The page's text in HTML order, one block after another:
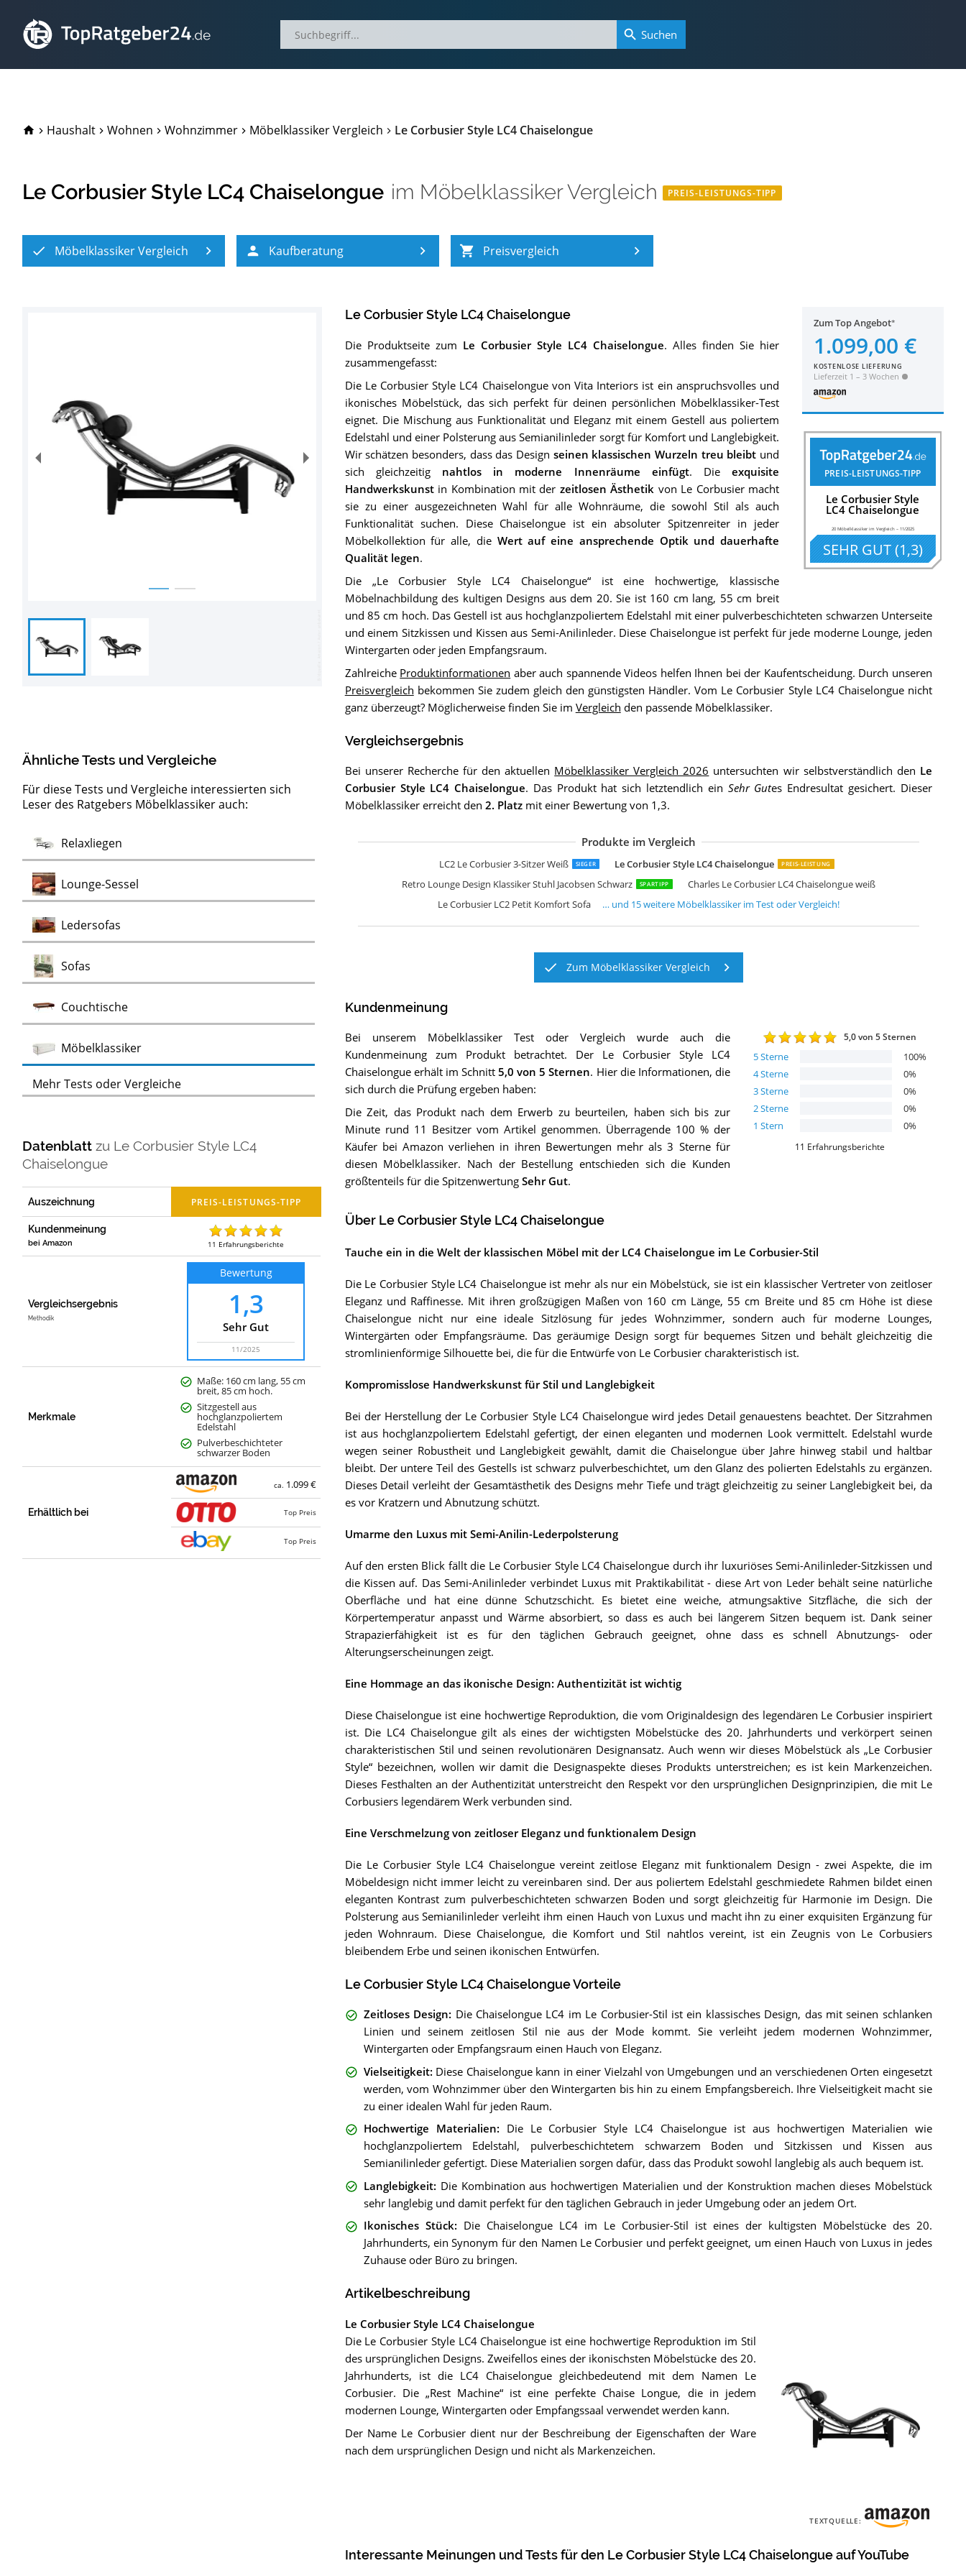
TopRatgeber24.de
Haushalt Wohnen Wohnzimmer Möbelklassiker Vergleich Le Corbusier Style LC4 Chaiselongue
Le Corbusier Style LC4 Chaiselongue im Möbelklassiker Vergleich PREIS-LEISTUNGS-TIPP
Möbelklassiker Vergleich Kaufberatung Preisvergleich
Ähnliche Tests und Vergleiche
Für diese Tests und Vergleiche interessierten sich
Leser des Ratgebers Möbelklassiker auch:
Relaxliegen
Lounge-Sessel
Ledersofas
Sofas
CouchtischeTest
Lowboards
SideboardsTest
Kommoden
Barock
KommodenTest
ClubsesselTest
MöbelklassikerTest
SchaukelstühleTest
VitrinenTest
Wohnwände
ChaiselonguesTest
Vintage SesselTest
Mehr Tests oder Vergleiche
Datenblattzu Le Corbusier Style LC4
Chaiselongue
Auszeichnung
Kundenmeinung
bei Amazon 11 Erfahrungsberichte
Vergleichsergebnis
Methodik
Bewertung
1,3
Sehr Gut
11/2025
Merkmale
Maße: 160 cm lang, 55 cm
breit, 85 cm hoch.
Sitzgestell aus
hochglanzpoliertem
Edelstahl
Pulverbeschichteter
schwarzer Boden
Erhältlich bei
ca. 1.099 €
Top Preis
Top Preis
Zum Top Angebot
1.099,00 €
KOSTENLOSE LIEFERUNG
Lieferzeit 1 – 3 Wochen
PREIS-LEISTUNGS-TIPP
Le Corbusier Style
LC4 Chaiselongue
20 Möbelklassiker im Vergleich– 11/2025
SEHR GUT(1,3)
Le Corbusier Style LC4 Chaiselongue
Die Produktseite zum Le Corbusier Style LC4 Chaiselongue. Alles finden Sie hier
zusammengefasst:
Die Le Corbusier Style LC4 Chaiselongue von Vita Interiors ist ein anspruchsvolles und
ikonisches Möbelstück, das sich perfekt für deinen persönlichen Möbelklassiker-Test
eignet. Die Mischung aus Funktionalität und Eleganz mit einem Gestell aus poliertem
Edelstahl und einer Polsterung aus Semianilinleder sorgt für Komfort und Langlebigkeit.
Wir schätzen besonders, dass das Design seinen klassischen Wurzeln treu bleibt und
sich gleichzeitig nahtlos in moderne Innenräume einfügt. Dieexquisite
Handwerkskunstin Kombination mit der zeitlosen Ästhetik von Le Corbusier macht
sie zu einer ausgezeichneten Wahl für alle Wohnräume, die sowohl Stil als auch
Funktionalität suchen. Diese Chaiselongue ist ein absoluter Spitzenreiter in jeder
Möbelkollektion für alle, die Wert auf eine ansprechende Optik und dauerhafte
Qualität legen.
Die „Le Corbusier Style LC4 Chaiselongue“ ist eine hochwertige, klassische
Möbelnachbildung des kultigen Designs aus dem 20. Sie ist 160 cm lang, 55 cm breit
und 85 cm hoch. Das Gestell ist aus hochglanzpoliertem Edelstahl mit einer pulverbeschichteten schwarzen Unterseite
und einem Sitzkissen und Kissen aus Semi-Anilinleder. Diese Chaiselongue ist perfekt für jede moderne Lounge, jeden
Wintergarten oder jeden Empfangsraum.
Zahlreiche Produktinformationen aber auch spannende Videos helfen Ihnen bei der Kaufentscheidung. Durch unseren
Preisvergleich bekommen Sie zudem gleich den günstigsten Händler. Vom Le Corbusier Style LC4 Chaiselongue nicht
ganz überzeugt? Möglicherweise finden Sie im Vergleich den passende Möbelklassiker.
Vergleichsergebnis
Bei unserer Recherche für den aktuellen Möbelklassiker Vergleich 2026 untersuchten wir selbstverständlich den Le
Corbusier Style LC4 Chaiselongue. Das Produkt hat sich letztendlich ein Sehr Gutes Endresultat gesichert. Dieser
Möbelklassiker erreicht den 2. Platzmit einer Bewertung von 1,3.
Produkte im Vergleich
LC2 Le Corbusier 3-Sitzer Weiß SIEGER Le Corbusier Style LC4 Chaiselongue PREIS-LEISTUNG
Retro Lounge Design Klassiker Stuhl Jacobsen Schwarz SPARTIPP
Charles Le Corbusier LC4 Chaiselongue weiß
Le Corbusier LC2 Petit Komfort Sofa
Charles L Corbusier LC2-2 2-Sitzer-Sofa
ElleDesign 3-Sitzer-Sofa Edelstahl
Design Retro Lounge Sessel Sitzei, EGG BALL
Design Retro Lounge Sessel Sitzei, EGG BALL
Design Retro Lounge Sessel Sitzei, EGG BALL
Relaxsessel Wohnzimmer Bequem Retro
Furnwise Premium Moderner Ledersessel
Furnwise Premium Moderner Ledersessel
Furnwise Premium Moderner Ledersessel
Faltbarer Echtleder-Loungesessel mit Fußstütze Barcelona Stil
Retro Lounge Design Klassiker Stuhl Jacobsen Weiß
Retro Lounge Design Klassiker Stuhl Jacobsen Orange
Retro Lounge Design Klassiker Stuhl Jacobsen Grau
Retro Lounge Design Klassiker Stuhl Jacobsen Lila
Retro Lounge Design Klassiker Stuhl JACOBSEN Rot
… und 15weitere Möbelklassikerim Test oder Vergleich!
Zum Möbelklassiker Vergleich
Kundenmeinung
5,0von 5 Sternen
5Sterne 100%
4Sterne 0%
3Sterne 0%
2Sterne 0%
1 Stern 0%
11 Erfahrungsberichte
Bei unserem MöbelklassikerTest oder Vergleich wurde auch die
Kundenmeinung zum Produkt betrachtet.
Der
Le Corbusier Style LC4
Chaiselongueerhält im Schnitt5,0 von 5 Sternen. Hier die Informationen, die
sich durch die Prüfung ergeben haben:
Die Zeit, das Produkt nach dem Erwerb zu beurteilen, haben sich bis zur
Minute rund 11 Besitzer vom Artikel genommen. Überragende 100 % der
Käufer bei Amazon verliehen in ihren Bewertungen mehr als 3 Sterne für
diesen Möbelklassiker. Nach der Bestellung entschieden sich die Kunden
größtenteils für die Spitzenwertung Sehr Gut.
Über Le Corbusier Style LC4 Chaiselongue
Tauche ein in die Welt der klassischen Möbel mit der LC4 Chaiselongue im Le Corbusier-Stil
Die Le Corbusier Style LC4 Chaiselongue ist mehr als nur ein Möbelstück, sie ist ein klassischer Vertreter von zeitloser
Eleganz und Raffinesse. Mit ihren großzügigen Maßen von 160 cm Länge, 55 cm Breite und 85 cm Höhe ist diese
Chaiselongue nicht nur eine ideale Sitzlösung für jedes Wohnzimmer, sondern auch für moderne Lounges,
Wintergärten oder Empfangsräume. Das geräumige Design sorgt für bequemes Sitzen und behält gleichzeitig die
stromlinienförmige Silhouette bei, die für die Entwürfe von Le Corbusier charakteristisch ist.
Kompromisslose Handwerkskunst für Stil und Langlebigkeit
Bei der Herstellung der Le Corbusier Style LC4 Chaiselongue wird jedes Detail genauestens beachtet. Der Sitzrahmen
ist aus hochglanzpoliertem Edelstahl gefertigt, der einen eleganten und modernen Look vermittelt. Edelstahl wurde
wegen seiner Robustheit und Langlebigkeit gewählt, damit die Chaiselongue über Jahre hinweg stabil und haltbar
bleibt. Der untere Teil des Gestells ist schwarz pulverbeschichtet, um den Glanz des polierten Edelstahls zu ergänzen.
Dieses Detail verleiht der Gesamtästhetik des Designs mehr Tiefe und trägt gleichzeitig zu seiner Langlebigkeit bei, da
es vor Kratzern und Abnutzung schützt.
Umarme den Luxus mit Semi-Anilin-Lederpolsterung
Auf den ersten Blick fällt die Le Corbusier Style LC4 Chaiselongue durch ihr luxuriöses Semi-Anilinleder-Sitzkissen und
die Kissen auf. Das Semi-Anilinleder verbindet Luxus mit Praktikabilität - diese Art von Leder behält seine natürliche
Oberfläche und hat eine dünne Schutzschicht. Es bietet eine weiche, atmungsaktive Sitzfläche, die sich der
Körpertemperatur anpasst und Wärme absorbiert, so dass es auch bei längerem Sitzen bequem ist. Dank seiner
Strapazierfähigkeit ist es für den täglichen Gebrauch geeignet, ohne dass es schnell Abnutzungs- oder
Alterungserscheinungen zeigt.
Eine Hommage an das ikonische Design: Authentizität ist wichtig
Diese Chaiselongue ist eine hochwertige Reproduktion, die vom Originaldesign des legendären Le Corbusier inspiriert
ist. Die LC4 Chaiselongue gilt als eines der wichtigsten Möbelstücke des 20. Jahrhunderts und verkörpert seinen
charakteristischen Stil und seinen revolutionären Designansatz. Auch wenn wir dieses Möbelstück als „Le Corbusier
Style“ bezeichnen, wollen wir damit die Designaspekte dieses Produkts unterstreichen; es ist kein Markenzeichen.
Dieses Festhalten an der Authentizität unterstreicht den Respekt vor den ursprünglichen Designprinzipien, die mit Le
Corbusiers legendärem Werk verbunden sind.
Eine Verschmelzung von zeitloser Eleganz und funktionalem Design
Die Le Corbusier Style LC4 Chaiselongue vereint zeitlose Eleganz mit funktionalem Design - zwei Aspekte, die im
Möbeldesign nicht immer leicht zu vereinbaren sind. Der aus poliertem Edelstahl geschmiedete Rahmen bildet einen
eleganten Kontrast zum pulverbeschichteten schwarzen Boden und sorgt gleichzeitig für Harmonie im Design. Die
Polsterung aus Semianilinleder verleiht ihm einen Hauch von Luxus und macht ihn zu einer exquisiten Ergänzung für
jeden Wohnraum. Diese Chaiselongue, die Komfort und Stil nahtlos vereint, ist ein Zeugnis von Le Corbusiers
bleibendem Erbe und seinen ikonischen Entwürfen.
Le Corbusier Style LC4 Chaiselongue Vorteile
Zeitloses Design: Die Chaiselongue LC4 im Le Corbusier-Stil ist ein klassisches Design, das mit seinen schlanken
Linien und seinem zeitlosen Stil nie aus der Mode kommt. Sie verleiht jedem modernen Wohnzimmer,
Wintergarten oder Empfangsraum einen Hauch von Eleganz.
Vielseitigkeit: Diese Chaiselongue kann in einer Vielzahl von Umgebungen und an verschiedenen Orten eingesetzt
werden, vom Wohnzimmer über den Wintergarten bis hin zu einem Empfangsbereich. Ihre Vielseitigkeit macht sie
zu einer idealen Wahl für jeden Raum.
Hochwertige Materialien: Die Le Corbusier Style LC4 Chaiselongue ist aus hochwertigen Materialien wie
hochglanzpoliertem Edelstahl, pulverbeschichtetem schwarzem Boden und Sitzkissen und Kissen aus
Semianilinleder gefertigt. Diese Materialien sorgen dafür, dass das Produkt sowohl langlebig als auch bequem ist.
Langlebigkeit: Die Kombination aus hochwertigen Materialien und der Konstruktion machen dieses Möbelstück
sehr langlebig und damit perfekt für den täglichen Gebrauch in jeder Umgebung oder an jedem Ort.
Ikonisches Stück: Die Chaiselongue LC4 im Le Corbusier-Stil ist eines der kultigsten Möbelstücke des 20.
Jahrhunderts, ein Synonym für den Namen Le Corbusier und perfekt geeignet, um einen Hauch von Luxus in jedes
Zuhause oder Büro zu bringen.
Artikelbeschreibung
Le Corbusier Style LC4 Chaiselongue
LC4
Die Le Corbusier Style LC4 Chaiselongue ist eine hochwertige Reproduktion im Stil
des ursprünglichen Designs. Zweifellos eines der ikonischsten Möbelstücke des 20.
Jahrhunderts, ist die LC4 Chaiselongue gleichbedeutend mit dem Namen Le
Corbusier. Die „Rest Machine“ ist eine perfekte Chaise Longue, die in jedem
modernen Lounge, Wintergarten oder Empfangssaal verwendet werden kann.
Der Name Le Corbusier dient nur der Beschreibung der Eigenschaften der Ware
nach dem ursprünglichen Design und nicht als Markenzeichen.
TEXTQUELLE:
Interessante Meinungen und Tests für den Le Corbusier Style LC4 Chaiselongue auf YouTube
Suchen